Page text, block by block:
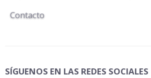
Contacto
SÍGUENOS EN LAS REDES SOCIALES